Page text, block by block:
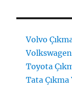
Volvo
Toyota
Tata